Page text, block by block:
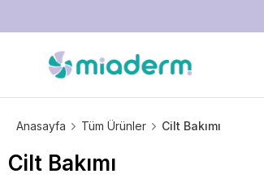
Anasayfa Tüm Ürünler Cilt Bakımı
Cilt Bakımı